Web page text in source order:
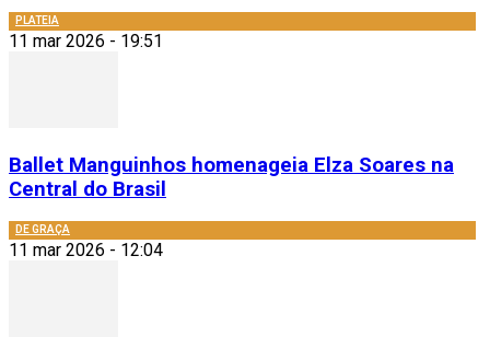
PLATEIA
11 mar 2026 - 19:51
Ballet Manguinhos homenageia Elza Soares na
Central do Brasil
DE GRAÇA
11 mar 2026 - 12:04